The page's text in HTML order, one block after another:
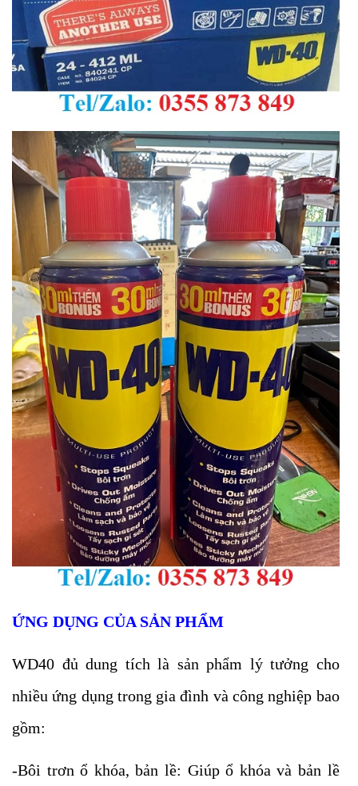
ỨNG DỤNG CỦA SẢN PHẨM
WD40 đủ dung tích là sản phẩm lý tưởng cho
nhiều ứng dụng trong gia đình và công nghiệp bao
gồm:
-Bôi trơn ổ khóa, bản lề: Giúp ổ khóa và bản lề